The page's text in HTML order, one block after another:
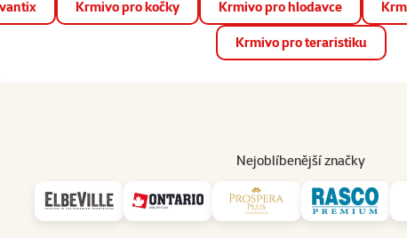
📱 Stáhněte si novou aplikaci Super zoo.Více
Krmivo pro kočky Krmivo pro hlodavce
Krmivo pro teraristiku
Nejoblíbenější značky
Prodejny Služby
Uživatel - přihlášení